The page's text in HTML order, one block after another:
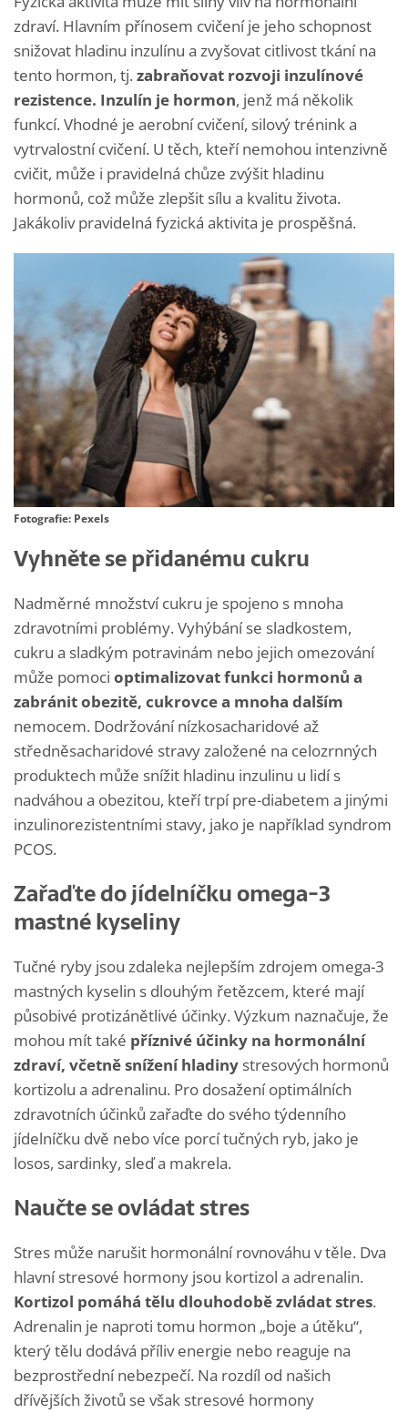
zdraví. Hlavním přínosem cvičení je jeho schopnost
snižovat hladinu inzulínu a zvyšovat citlivost tkání na
tento hormon, tj. zabraňovat rozvoji inzulínové
rezistence. Inzulín je hormon, jenž má několik
funkcí. Vhodné je aerobní cvičení, silový trénink a
vytrvalostní cvičení. U těch, kteří nemohou intenzivně
cvičit, může i pravidelná chůze zvýšit hladinu
hormonů, což může zlepšit sílu a kvalitu života.
Jakákoliv pravidelná fyzická aktivita je prospěšná.
Fotografie: Pexels
Vyhněte se přidanému cukru
Nadměrné množství cukru je spojeno s mnoha
zdravotními problémy. Vyhýbání se sladkostem,
cukru a sladkým potravinám nebo jejich omezování
může pomoci optimalizovat funkci hormonů a
zabránit obezitě, cukrovce a mnoha dalším
nemocem. Dodržování nízkosacharidové až
středněsacharidové stravy založené na celozrnných
produktech může snížit hladinu inzulinu u lidí s
nadváhou a obezitou, kteří trpí pre-diabetem a jinými
inzulinorezistentními stavy, jako je například syndrom
PCOS.
Zařaďte do jídelníčku omega-3
mastné kyseliny
Tučné ryby jsou zdaleka nejlepším zdrojem omega-3
mastných kyselin s dlouhým řetězcem, které mají
působivé protizánětlivé účinky. Výzkum naznačuje, že
mohou mít také příznivé účinky na hormonální
zdraví, včetně snížení hladiny stresových hormonů
kortizolu a adrenalinu. Pro dosažení optimálních
zdravotních účinků zařaďte do svého týdenního
jídelníčku dvě nebo více porcí tučných ryb, jako je
losos, sardinky, sleď a makrela.
Naučte se ovládat stres
Stres může narušit hormonální rovnováhu v těle. Dva
hlavní stresové hormony jsou kortizol a adrenalin.
Kortizol pomáhá tělu dlouhodobě zvládat stres.
Adrenalin je naproti tomu hormon „boje a útěku“,
který tělu dodává příliv energie nebo reaguje na
bezprostřední nebezpečí. Na rozdíl od našich
dřívějších životů se však stresové hormony